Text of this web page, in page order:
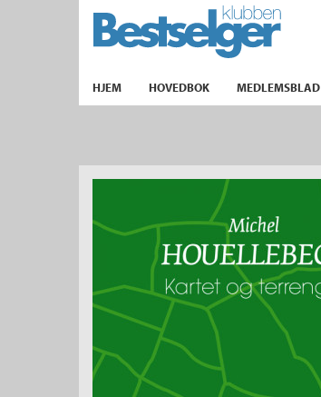
TIL FORSIDEN
HJEM HOVEDBOK MEDLEMSBLAD